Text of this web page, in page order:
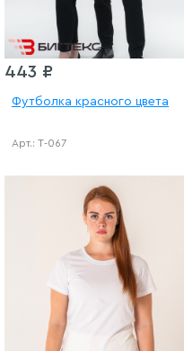
443 ₽
Футболка красного цвета
Арт.: Т-067